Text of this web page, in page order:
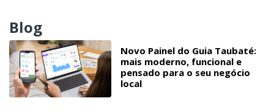
Blog
Novo Painel do Guia Taubaté:
mais moderno, funcional e
pensado para o seu negócio
local